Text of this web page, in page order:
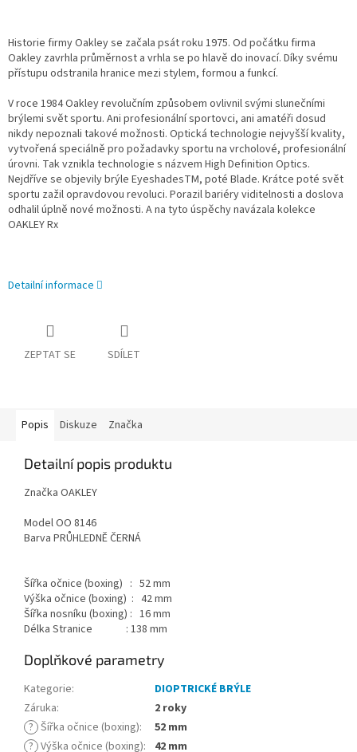
Historie firmy Oakley se začala psát roku 1975. Od počátku firma
Oakley zavrhla průměrnost a vrhla se po hlavě do inovací. Díky svému
přístupu odstranila hranice mezi stylem, formou a funkcí.
V roce 1984 Oakley revolučním způsobem ovlivnil svými slunečními
brýlemi svět sportu. Ani profesionální sportovci, ani amatéři dosud
nikdy nepoznali takové možnosti. Optická technologie nejvyšší kvality,
vytvořená speciálně pro požadavky sportu na vrcholové, profesionální
úrovni. Tak vznikla technologie s názvem High Definition Optics.
Nejdříve se objevily brýle EyeshadesTM, poté Blade. Krátce poté svět
sportu zažil opravdovou revoluci. Porazil bariéry viditelnosti a doslova
odhalil úplně nové možnosti. A na tyto úspěchy navázala kolekce
OAKLEY Rx
Detailní informace
ZEPTAT SE SDÍLET
Popis Diskuze Značka
Detailní popis produktu
Značka OAKLEY
Model OO 8146
Barva PRŮHLEDNĚ ČERNÁ
Šířka očnice (boxing) : 52 mm
Výška očnice (boxing) : 42 mm
Šířka nosníku (boxing) : 16 mm
Délka Stranice : 138 mm
Doplňkové parametry
Kategorie:
DIOPTRICKÉ BRÝLE
Záruka:
2 roky
? Šířka očnice (boxing):
52 mm
? Výška očnice (boxing): 42 mm